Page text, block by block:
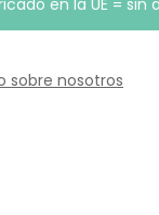
en la UE = sin
sobre nosotros